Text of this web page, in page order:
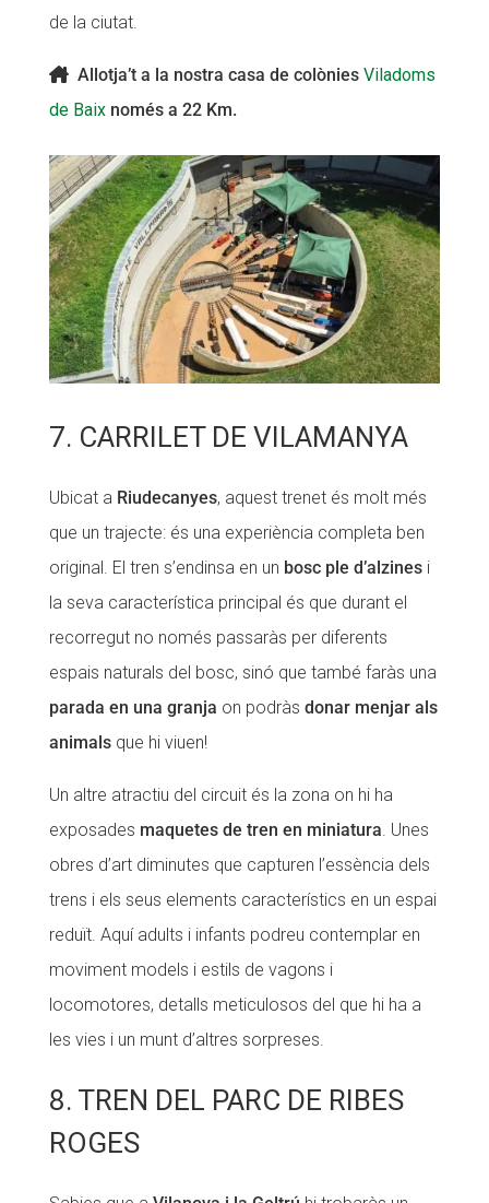
de la ciutat.
Allotja’t a la nostra casa de colònies Viladoms
de Baixnomés a 22 Km.
7. CARRILET DE VILAMANYA
Ubicat a Riudecanyes, aquest trenet és molt més
que un trajecte: és una experiència completa ben
original. El tren s’endinsa en un bosc ple d’alzinesi
la seva característica principal és que durant el
recorregut no només passaràs per diferents
espais naturals del bosc, sinó que també faràs una
parada en una granja on podràs donar menjar als
animalsque hi viuen!
Un altre atractiu del circuit és la zona on hi ha
exposades maquetes de tren en miniatura. Unes
obres d’art diminutes que capturen l’essència dels
trens i els seus elements característics en un espai
reduït. Aquí adults i infants podreu contemplar en
moviment models i estils de vagons i
locomotores, detalls meticulosos del que hi ha a
les vies i un munt d’altres sorpreses.
8. TREN DEL PARC DE RIBES
ROGES